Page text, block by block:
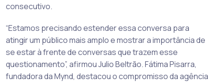
consecutivo.
“Estamos precisando estender essa conversa para
atingir um público mais amplo e mostrar a importância de
se estar à frente de conversas que trazem esse
questionamento”, afirmou Julio Beltrão. Fátima Pisarra,
fundadora da Mynd, destacou o compromisso da agência